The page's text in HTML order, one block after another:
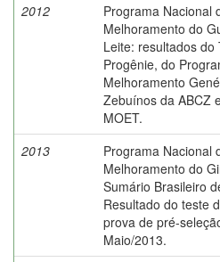
2012
Programa Nacional
Melhoramento do
Leite: resultados do
Progênie, do
Melhoramento
Zebuínos da ABCZ
MOET.
2013
Programa Nacional
Melhoramento do
Sumário Brasileiro
Resultado do teste
prova de pré-
Maio/2013.